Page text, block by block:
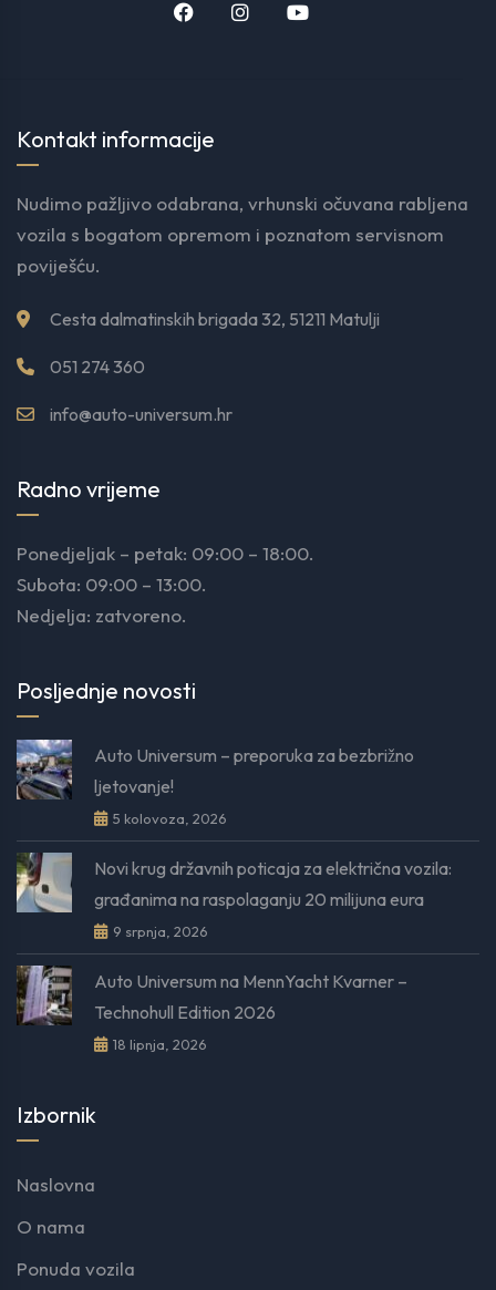
Kontakt informacije
Nudimo pažljivo odabrana, vrhunski očuvana rabljena
vozila s bogatom opremom i poznatom servisnom
poviješću.
Cesta dalmatinskih brigada 32, 51211 Matulji
051 274 360
info@auto-universum.hr
Radno vrijeme
Ponedjeljak – petak: 09:00 – 18:00.
Subota: 09:00 – 13:00.
Nedjelja: zatvoreno.
Posljednje novosti
Auto Universum – preporuka za bezbrižno
ljetovanje!
5 kolovoza, 2026
Novi krug državnih poticaja za električna vozila:
građanima na raspolaganju 20 milijuna eura
9 srpnja, 2026
Auto Universum na MennYacht Kvarner –
Technohull Edition 2026
18 lipnja, 2026
Izbornik
Naslovna
O nama
Ponuda vozila